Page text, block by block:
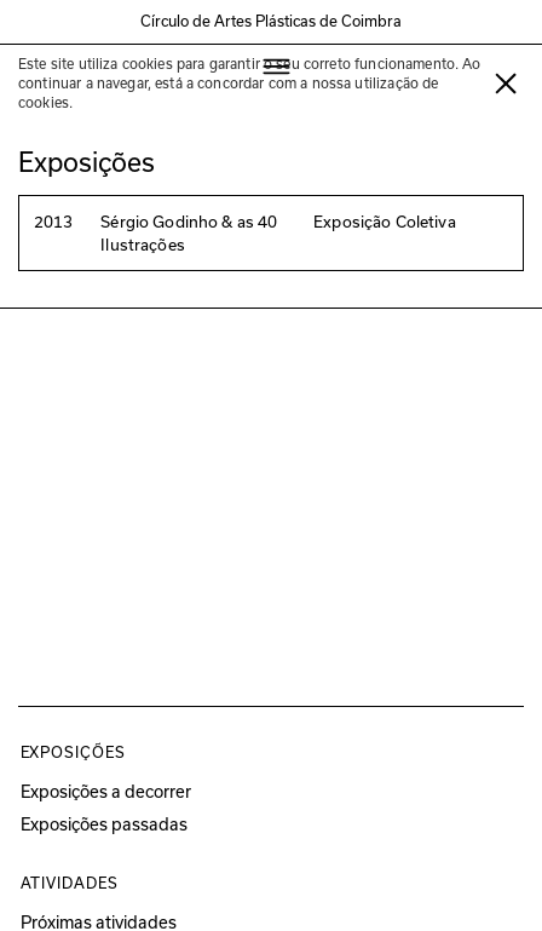
Círculo de Artes Plásticas de Coimbra
Este site utiliza cookies para garantir o seu correto funcionamento. Ao
continuar a navegar, está a concordar com a nossa utilização de
cookies.
Afonso Cruz
Exposições
2013
Sérgio Godinho & as 40
Ilustrações
Exposição Coletiva
EXPOSIÇÕES
Exposições a decorrer
Exposições passadas
ATIVIDADES
Próximas atividades